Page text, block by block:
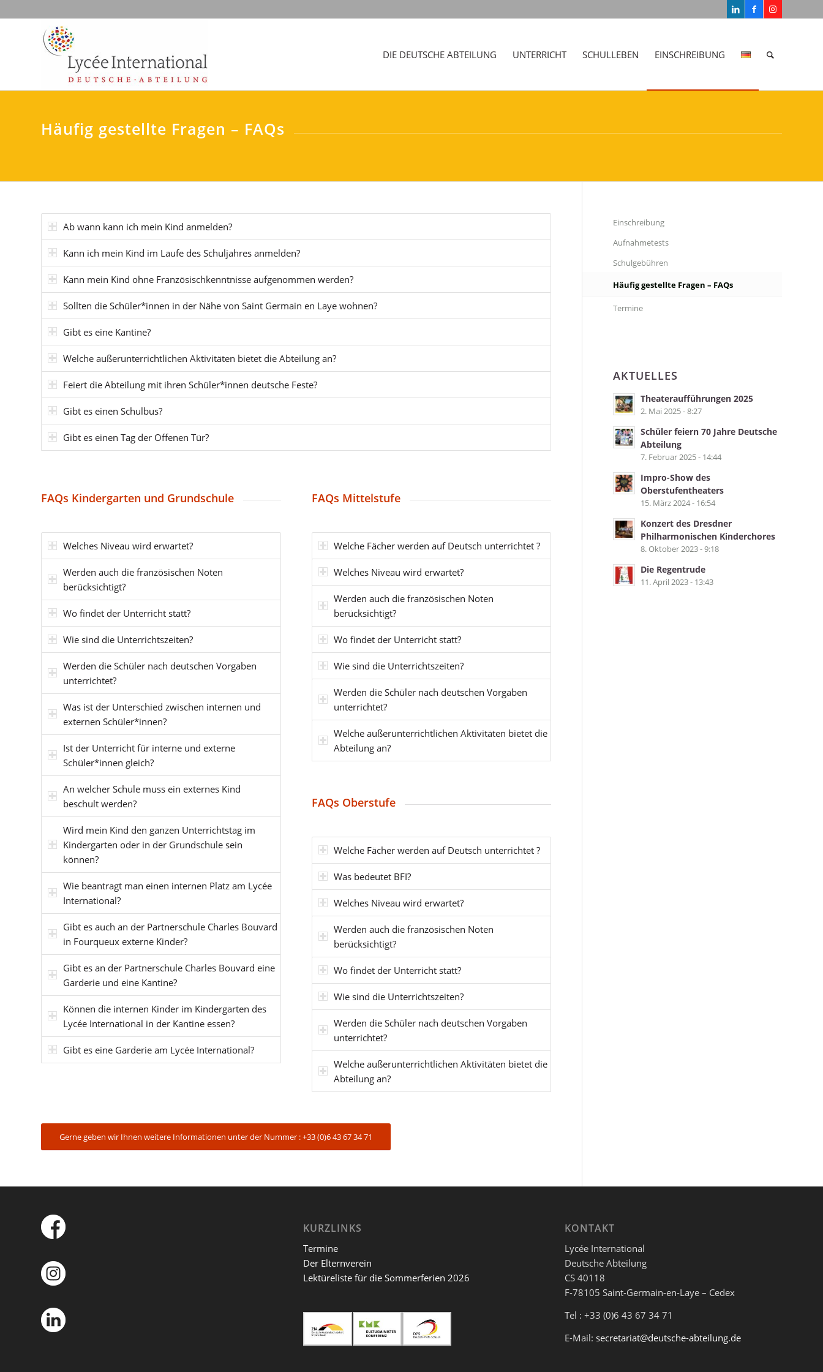
DIE DEUTSCHE ABTEILUNG UNTERRICHT SCHULLEBEN EINSCHREIBUNG
Häufig gestellte Fragen – FAQs
Ab wann kann ich mein Kind anmelden?
Kann ich mein Kind im Laufe des Schuljahres anmelden?
Kann mein Kind ohne Französischkenntnisse aufgenommen werden?
Sollten die Schüler*innen in der Nähe von Saint Germain en Laye wohnen?
Gibt es eine Kantine?
Welche außerunterrichtlichen Aktivitäten bietet die Abteilung an?
Feiert die Abteilung mit ihren Schüler*innen deutsche Feste?
Gibt es einen Schulbus?
Gibt es einen Tag der Offenen Tür?
FAQs Kindergarten und Grundschule
Welches Niveau wird erwartet?
Werden auch die französischen Noten
berücksichtigt?
Wo findet der Unterricht statt?
Wie sind die Unterrichtszeiten?
Werden die Schüler nach deutschen Vorgaben
unterrichtet?
Was ist der Unterschied zwischen internen und
externen Schüler*innen?
Ist der Unterricht für interne und externe
Schüler*innen gleich?
An welcher Schule muss ein externes Kind
beschult werden?
Wird mein Kind den ganzen Unterrichtstag im
Kindergarten oder in der Grundschule sein
können?
Wie beantragt man einen internen Platz am Lycée
International?
Gibt es auch an der Partnerschule Charles Bouvard
in Fourqueux externe Kinder?
Gibt es an der Partnerschule Charles Bouvard eine
Garderie und eine Kantine?
Können die internen Kinder im Kindergarten des
Lycée International in der Kantine essen?
Gibt es eine Garderie am Lycée International?
FAQs Mittelstufe
Welche Fächer werden auf Deutsch unterrichtet ?
Welches Niveau wird erwartet?
Werden auch die französischen Noten
berücksichtigt?
Wo findet der Unterricht statt?
Wie sind die Unterrichtszeiten?
Werden die Schüler nach deutschen Vorgaben
unterrichtet?
Welche außerunterrichtlichen Aktivitäten bietet die
Abteilung an?
FAQs Oberstufe
Welche Fächer werden auf Deutsch unterrichtet ?
Was bedeutet BFI?
Welches Niveau wird erwartet?
Werden auch die französischen Noten
berücksichtigt?
Wo findet der Unterricht statt?
Wie sind die Unterrichtszeiten?
Werden die Schüler nach deutschen Vorgaben
unterrichtet?
Welche außerunterrichtlichen Aktivitäten bietet die
Abteilung an?
Gerne geben wir Ihnen weitere Informationen unter der Nummer : +33 (0)6 43 67 34 71
Einschreibung
Aufnahmetests
Schulgebühren
Häufig gestellte Fragen – FAQs
Termine
AKTUELLES
Theateraufführungen 2025
2. Mai 2025 - 8:27
Schüler feiern 70 Jahre Deutsche
Abteilung
7. Februar 2025 - 14:44
Impro-Show des
Oberstufentheaters
15. März 2024 - 16:54
Konzert des Dresdner
Philharmonischen Kinderchores
8. Oktober 2023 - 9:18
Die Regentrude
11. April 2023 - 13:43
KURZLINKS
Termine
Der Elternverein
Lektüreliste für die Sommerferien 2026
KONTAKT
Lycée International
Deutsche Abteilung
CS 40118
F-78105 Saint-Germain-en-Laye – Cedex
Tel : +33 (0)6 43 67 34 71
E-Mail: secretariat@deutsche-abteilung.de